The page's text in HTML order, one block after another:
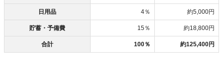
日用品 4％ 約5,000円
貯蓄・予備費 15％ 約18,800円
合計 100％ 約125,400円